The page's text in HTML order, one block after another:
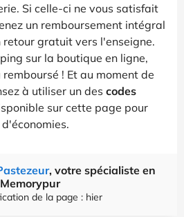
Si celle-ci ne vous satisfait
un remboursement intégral
gratuit vers l'enseigne.
sur la boutique en ligne,
! Et au moment de
à utiliser un des codes
sur cette page pour
, votre spécialiste en
de la page : hier